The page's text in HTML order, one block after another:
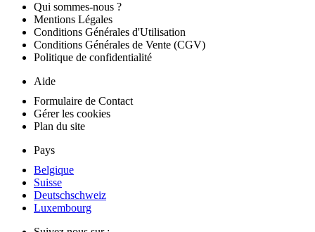
Qui sommes-nous ?
Mentions Légales
Conditions Générales d'Utilisation
Conditions Générales de Vente (CGV)
Politique de confidentialité
Aide
Formulaire de Contact
Gérer les cookies
Plan du site
Pays
Belgique
Suisse
Deutschschweiz
Luxembourg